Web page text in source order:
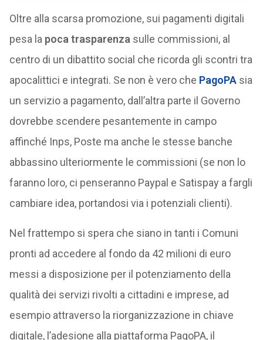
Oltre alla scarsa promozione, sui pagamenti digitali
pesa la poca trasparenza sulle commissioni, al
centro di un dibattito social che ricorda gli scontri tra
apocalittici e integrati. Se non è vero che PagoPAsia
un servizio a pagamento, dall’altra parte il Governo
dovrebbe scendere pesantemente in campo
affinché Inps, Poste ma anche le stesse banche
abbassino ulteriormente le commissioni (se non lo
faranno loro, ci penseranno Paypal e Satispay a fargli
cambiare idea, portandosi via i potenziali clienti).
Nel frattempo si spera che siano in tanti i Comuni
pronti ad accedere al fondo da 42 milioni di euro
messi a disposizione per il potenziamento della
qualità dei servizi rivolti a cittadini e imprese, ad
esempio attraverso la riorganizzazione in chiave
digitale, l’adesione alla piattaforma PagoPA, il